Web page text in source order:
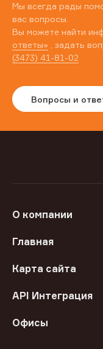
Мы всегда рады
вас вопросы.
Вы можете найти
ответы» , задать
(3473) 41-81-02
Вопросы и
О компании
Главная
Карта сайта
API Интеграция
Офисы